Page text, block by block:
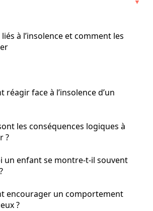
à l’insolence et comment les
réagir face à l’insolence d’un
les conséquences logiques à
?
un enfant se montre-t-il souvent
encourager un comportement
?